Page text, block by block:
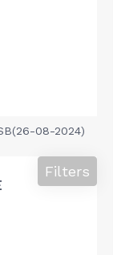
08-2024)
Filters